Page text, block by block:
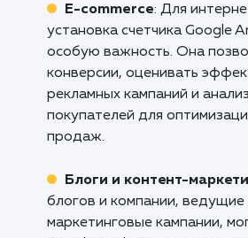
нам помочь вам в этом
помощью вы сможете не
числа, но и понимать
действие. Давайте
сегодня!
Кому подходит
Веб-разработка: